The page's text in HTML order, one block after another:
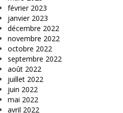
février 2023
janvier 2023
décembre 2022
novembre 2022
octobre 2022
septembre 2022
août 2022
juillet 2022
juin 2022
mai 2022
avril 2022